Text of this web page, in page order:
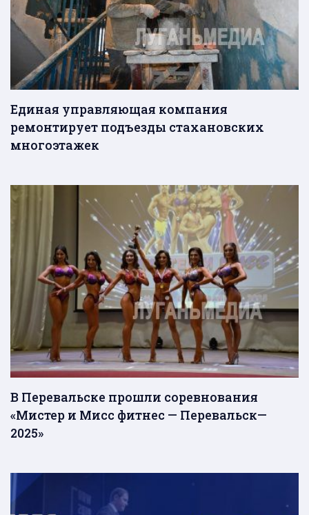
Единая управляющая компания
ремонтирует подъезды стахановских
многоэтажек
В Перевальске прошли соревнования
«Мистер и Мисс фитнес — Перевальск—
2025»